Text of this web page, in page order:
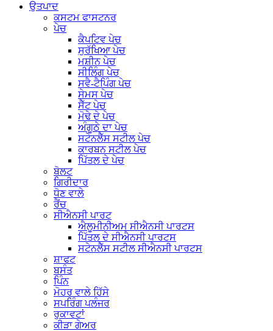
ਉਤਪਾਦ
ਕਸਟਮ ਫਾਸਟਨਰ
ਪੇਚ
ਕੈਪਟਿਵ ਪੇਚ
ਸੁਰੱਖਿਆ ਪੇਚ
ਮਸ਼ੀਨ ਪੇਚ
ਸੀਲਿੰਗ ਪੇਚ
ਸਵੈ-ਟੈਪਿੰਗ ਪੇਚ
ਸੇਮਸ ਪੇਚ
ਸੈੱਟ ਪੇਚ
ਮੋਢੇ ਦੇ ਪੇਚ
ਅੰਗੂਠੇ ਦਾ ਪੇਚ
ਸਟੇਨਲੈੱਸ ਸਟੀਲ ਪੇਚ
ਕਾਰਬਨ ਸਟੀਲ ਪੇਚ
ਪਿੱਤਲ ਦੇ ਪੇਚ
ਬੋਲਟ
ਗਿਰੀਦਾਰ
ਧੋਣ ਵਾਲੇ
ਰੈਂਚ
ਸੀਐਨਸੀ ਪਾਰਟ
ਐਲੂਮੀਨੀਅਮ ਸੀਐਨਸੀ ਪਾਰਟਸ
ਪਿੱਤਲ ਦੇ ਸੀਐਨਸੀ ਪਾਰਟਸ
ਸਟੇਨਲੈੱਸ ਸਟੀਲ ਸੀਐਨਸੀ ਪਾਰਟਸ
ਸ਼ਾਫਟ
ਬਸੰਤ
ਪਿੰਨ
ਮੋਹਰ ਵਾਲੇ ਹਿੱਸੇ
ਸਪਰਿੰਗ ਪਲੰਜਰ
ਰੁਕਾਵਟਾਂ
ਕੀੜਾ ਗੇਅਰ